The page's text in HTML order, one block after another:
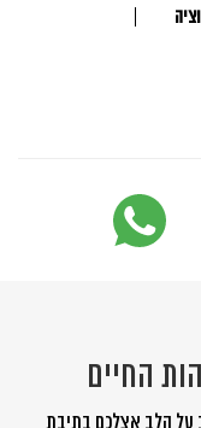
החיים
על הלב אצלכם בתיבת